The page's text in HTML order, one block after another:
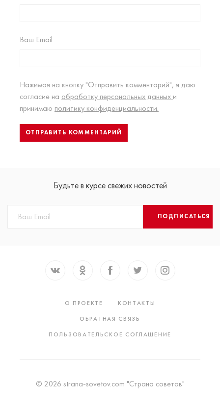
Ваш Email
Нажимая на кнопку "Отправить комментарий", я даю
согласие на обработку персональных данных и
принимаю политику конфиденциальности.
Будьте в курсе свежих новостей
ПОДПИСАТЬСЯ
О ПРОЕКТЕ
КОНТАКТЫ
ОБРАТНАЯ СВЯЗЬ
ПОЛЬЗОВАТЕЛЬСКОЕ СОГЛАШЕНИЕ
© 2026 strana-sovetov.com "Страна советов"